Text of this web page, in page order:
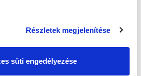
Részletek megjelenítése
süti engedélyezése
találkozó.